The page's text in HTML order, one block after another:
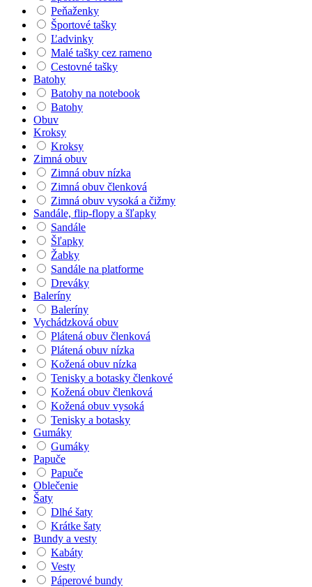
Peňaženky
Športové tašky
Ľadvinky
Malé tašky cez rameno
Cestovné tašky
Batohy
Batohy na notebook
Batohy
Obuv
Kroksy
Kroksy
Zimná obuv
Zimná obuv nízka
Zimná obuv členková
Zimná obuv vysoká a čižmy
Sandále, flip-flopy a šľapky
Sandále
Šľapky
Žabky
Sandále na platforme
Dreváky
Baleríny
Baleríny
Vychádzková obuv
Plátená obuv členková
Plátená obuv nízka
Kožená obuv nízka
Tenisky a botasky členkové
Kožená obuv členková
Kožená obuv vysoká
Tenisky a botasky
Gumáky
Gumáky
Papuče
Papuče
Oblečenie
Šaty
Dlhé šaty
Krátke šaty
Bundy a vesty
Kabáty
Vesty
Páperové bundy